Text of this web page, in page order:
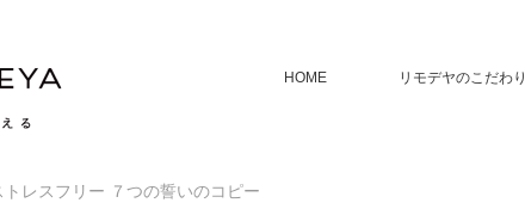
HOME リモデヤのこだわり
トレスフリー ７つの誓いのコピー